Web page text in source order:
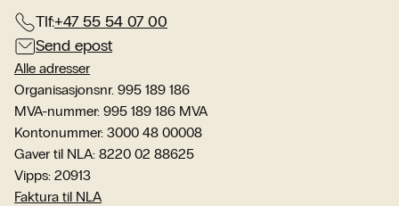
Tlf:+47 55 54 07 00
Send epost
Alle adresser
Organisasjonsnr. 995 189 186
MVA-nummer: 995 189 186 MVA
Kontonummer: 3000 48 00008
Gaver til NLA: 8220 02 88625
Vipps: 20913
Faktura til NLA